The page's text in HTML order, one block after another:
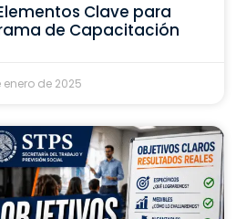
Clave para
de Capacitación
enero de 2025